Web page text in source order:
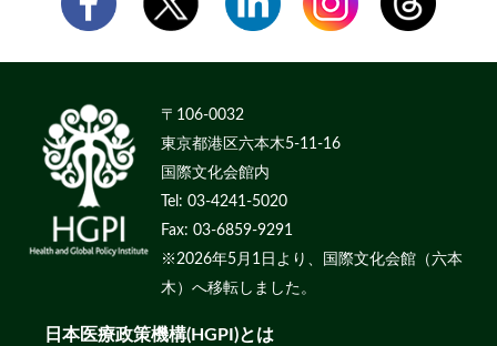
〒106-0032
東京都港区六本木5-11-16
国際文化会館内
Tel: 03-4241-5020
Fax: 03-6859-9291
※2026年5月1日より、国際文化会館（六本
木）へ移転しました。
日本医療政策機構(HGPI)とは